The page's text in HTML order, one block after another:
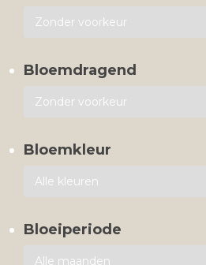
Bloemdragend
Bloemkleur
Bloeiperiode